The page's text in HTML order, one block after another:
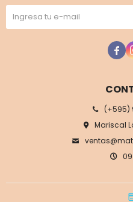
(+595)
Mariscal
